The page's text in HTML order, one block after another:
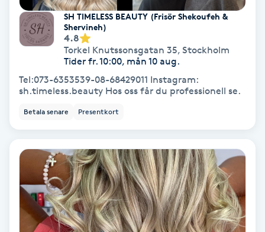
Hatha Yoga
Headspa
Hollywood Peel
Hot Stone Massage
SH TIMELESS BEAUTY (Frisör Shekoufeh &
Shervineh)
4.8
Torkel Knutssonsgatan 35, Stockholm
Tider fr. 10:00, mån 10 aug.
Tel:073-6353539-08-68429011 Instagram:
sh.timeless.beauty Hos oss får du professionell se.
Betala senare Presentkort